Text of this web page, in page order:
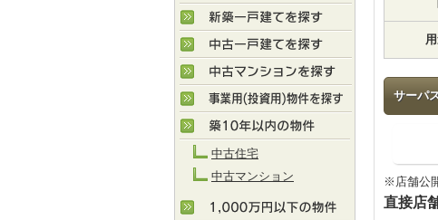
サーパ
※店舗公
直接店
中古住宅
中古マンション